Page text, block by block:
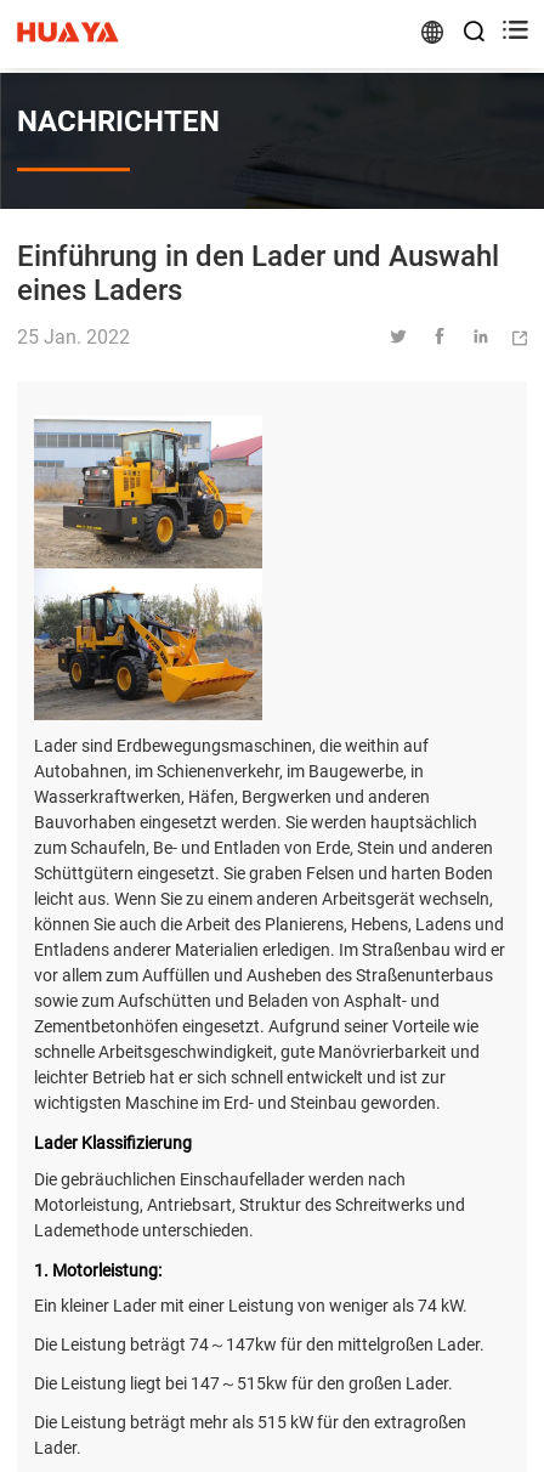
 
NACHRICHTEN
Einführung in den Lader und Auswahl
eines Laders
25 Jan. 2022    
Lader sind Erdbewegungsmaschinen, die weithin auf
Autobahnen, im Schienenverkehr, im Baugewerbe, in
Wasserkraftwerken, Häfen, Bergwerken und anderen
Bauvorhaben eingesetzt werden. Sie werden hauptsächlich
zum Schaufeln, Be- und Entladen von Erde, Stein und anderen
Schüttgütern eingesetzt. Sie graben Felsen und harten Boden
leicht aus. Wenn Sie zu einem anderen Arbeitsgerät wechseln,
können Sie auch die Arbeit des Planierens, Hebens, Ladens und
Entladens anderer Materialien erledigen. Im Straßenbau wird er
vor allem zum Auffüllen und Ausheben des Straßenunterbaus
sowie zum Aufschütten und Beladen von Asphalt- und
Zementbetonhöfen eingesetzt. Aufgrund seiner Vorteile wie
schnelle Arbeitsgeschwindigkeit, gute Manövrierbarkeit und
leichter Betrieb hat er sich schnell entwickelt und ist zur
wichtigsten Maschine im Erd- und Steinbau geworden.
Lader Klassifizierung
Die gebräuchlichen Einschaufellader werden nach
Motorleistung, Antriebsart, Struktur des Schreitwerks und
Lademethode unterschieden.
1. Motorleistung:
Ein kleiner Lader mit einer Leistung von weniger als 74 kW.
Die Leistung beträgt 74～147kw für den mittelgroßen Lader.
Die Leistung liegt bei 147～515kw für den großen Lader.
Die Leistung beträgt mehr als 515 kW für den extragroßen
Lader.